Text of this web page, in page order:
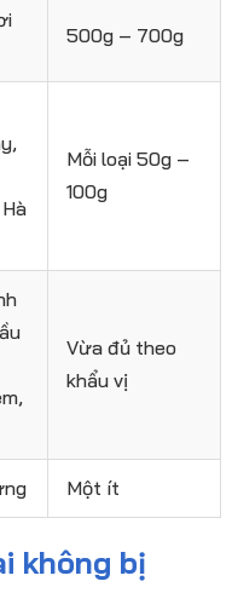
500g – 700g
Mỗi loại 50g –
100g
Vừa đủ theo
khẩu vị
Một ít
không bị